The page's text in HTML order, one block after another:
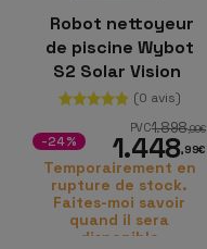
Robot nettoyeur
de piscine Wybot
S2 Solar Vision
(0 avis)
PVC1.898,99€
1.448,99€
-24%
Temporairement en
rupture de stock.
Faites-moi savoir
quand il sera
disponible